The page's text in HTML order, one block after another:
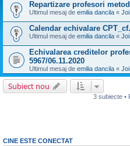
Repartizare profesori
Ultimul mesaj de emilia dancila «
Calendar echivalare
Ultimul mesaj de emilia dancila «
Echivalarea creditelor
5967/06.11.2020
Ultimul mesaj de emilia dancila «
Subiect nou
3 subiecte •
CINE ESTE CONECTAT